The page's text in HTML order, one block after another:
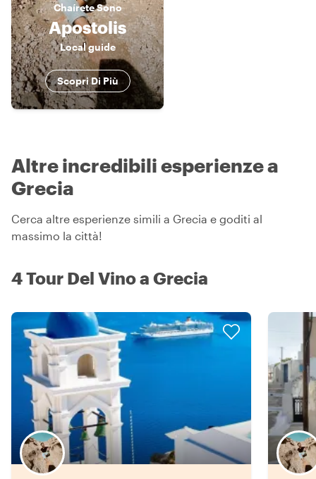
ChaíreteSono
Apostolis
Local guide
Scopri Di Più
Altre incredibili esperienze a
Grecia
Cerca altre esperienze simili a Grecia e goditi al
massimo la città!
4 Tour Del Vino a Grecia